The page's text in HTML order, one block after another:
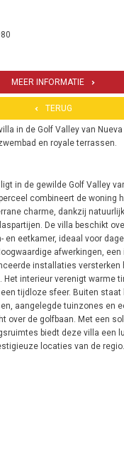
MEER INFORMATIE
TERUG
in de Golf Valley van
en royale terrassen.
in de gewilde Golf Valley
combineert de woning
charme, dankzij
De villa beschikt
en eetkamer, ideaal voor
afwerkingen, een
installaties versterken
Het interieur verenigt warme
tijdloze sfeer. Buiten staat
aangelegde tuinzones en
over de golfbaan. Met een
biedt deze villa een
locaties van de regio.